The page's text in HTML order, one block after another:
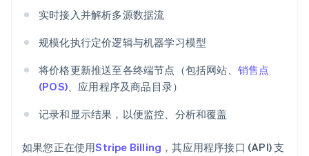
实时接入并解析多源数据流
规模化执行定价逻辑与机器学习模型
将价格更新推送至各终端节点（包括网站、 销售点
(POS)、应用程序及商品目录）
记录和显示结果，以便监控、分析和覆盖
如果您正在使用Stripe Billing ，其应用程序接口 (API) 支